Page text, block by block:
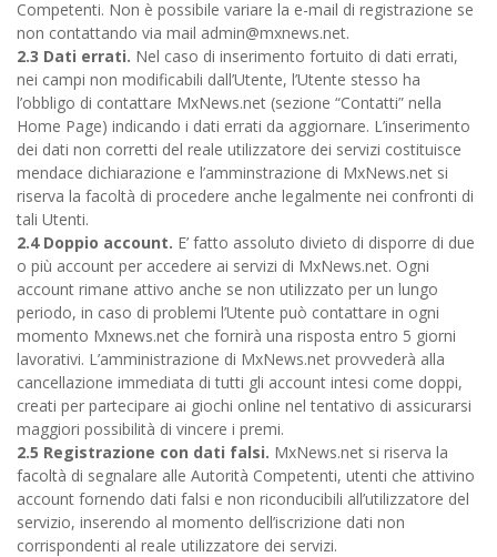
Competenti. Non è possibile variare la e-mail di registrazione se
non contattando via mail admin@mxnews.net.
2.3 Dati errati. Nel caso di inserimento fortuito di dati errati,
nei campi non modificabili dall’Utente, l’Utente stesso ha
l’obbligo di contattare MxNews.net (sezione “Contatti” nella
Home Page) indicando i dati errati da aggiornare. L’inserimento
dei dati non corretti del reale utilizzatore dei servizi costituisce
mendace dichiarazione e l’amminstrazione di MxNews.net si
riserva la facoltà di procedere anche legalmente nei confronti di
tali Utenti.
2.4 Doppio account. E’ fatto assoluto divieto di disporre di due
o più account per accedere ai servizi di MxNews.net. Ogni
account rimane attivo anche se non utilizzato per un lungo
periodo, in caso di problemi l’Utente può contattare in ogni
momento Mxnews.net che fornirà una risposta entro 5 giorni
lavorativi. L’amministrazione di MxNews.net provvederà alla
cancellazione immediata di tutti gli account intesi come doppi,
creati per partecipare ai giochi online nel tentativo di assicurarsi
maggiori possibilità di vincere i premi.
2.5 Registrazione con dati falsi. MxNews.net si riserva la
facoltà di segnalare alle Autorità Competenti, utenti che attivino
account fornendo dati falsi e non riconducibili all’utilizzatore del
servizio, inserendo al momento dell’iscrizione dati non
corrispondenti al reale utilizzatore dei servizi.